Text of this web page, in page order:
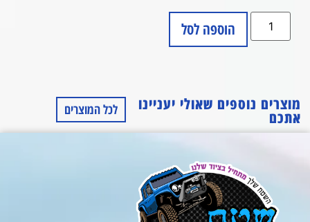
הוספה לסל
מוצרים נוספים שאולי יעניינו
אתכם לכל המוצרים